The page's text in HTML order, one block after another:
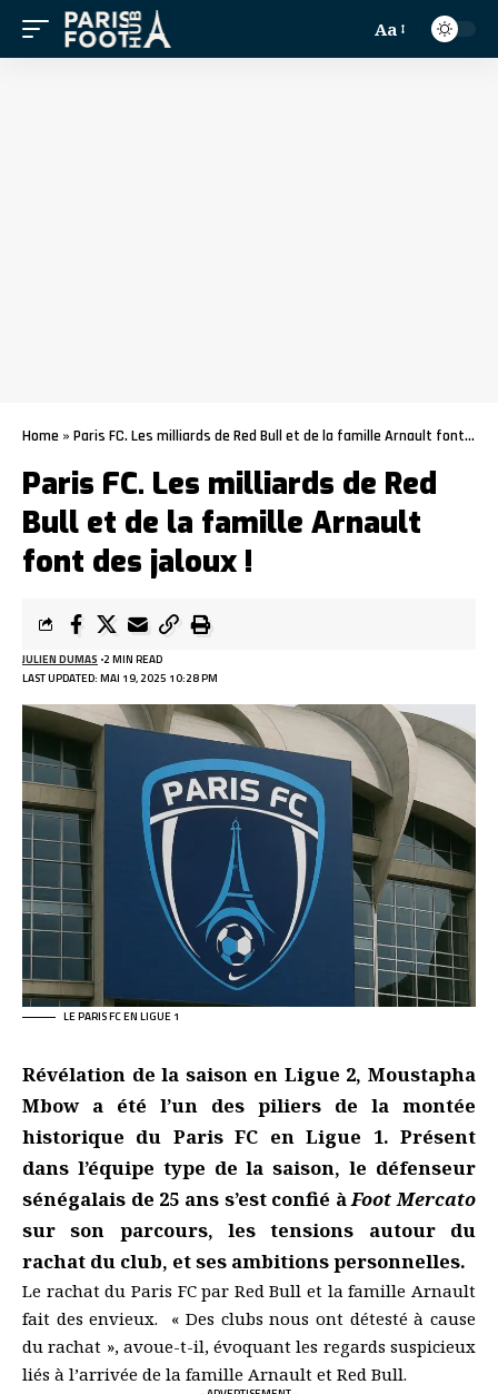
Aa
Home » Paris FC. Les milliards de Red Bull et de la famille Arnault font des jaloux !
Paris FC. Les milliards de Red
Bull et de la famille Arnault
font des jaloux !
LAST UPDATED: MAI 19, 2025 10:28 PM
JULIEN DUMAS 2 MIN READ
LE PARIS FC EN LIGUE 1
Révélation de la saison en Ligue 2, Moustapha
Mbow a été l’un des piliers de la montée
historique du Paris FC en Ligue 1. Présent
dans l’équipe type de la saison, le défenseur
sénégalais de 25 ans s’est confié àFoot Mercato
sur son parcours, les tensions autour du
rachat du club, et ses ambitions personnelles.
Le rachat du Paris FC par Red Bull et la famille Arnault
fait des envieux. « Des clubs nous ont détesté à cause
du rachat », avoue-t-il, évoquant les regards suspicieux
liés à l’arrivée de la famille Arnault et Red Bull.